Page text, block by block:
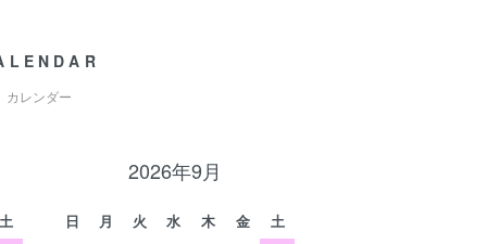
カレンダー
2026年9月
日 月 火 水 木 金
土